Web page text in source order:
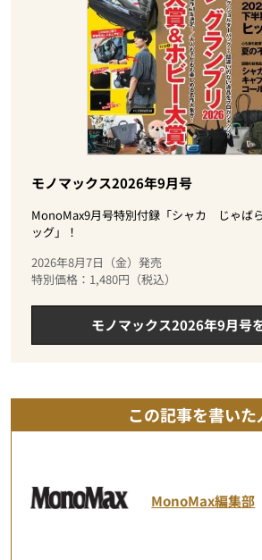
モノマックス2026年9月号
MonoMax9月号特別付録「シャカ じゃば
ッグ」！
2026年8月7日（金）発売
特別価格：1,480円（税込）
モノマックス2026年9月号
この記事を書いた
MonoMax編集部